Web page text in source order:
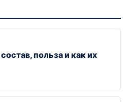
польза и как их